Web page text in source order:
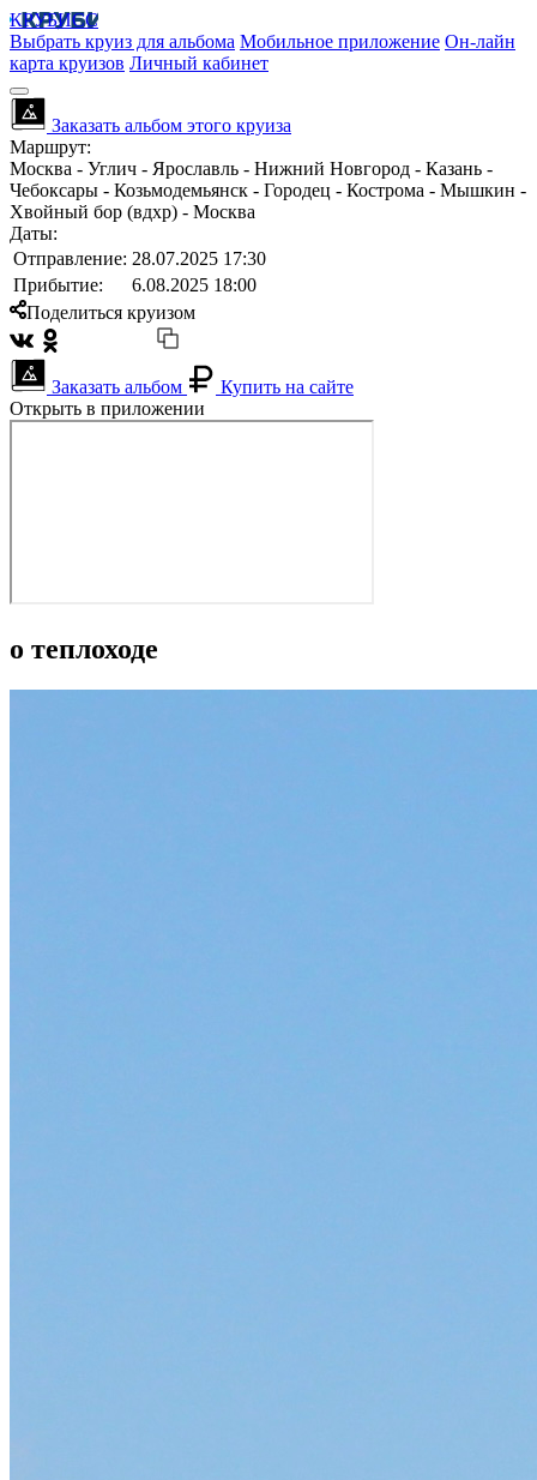
КРУБИСС
Выбрать круиз для альбома Мобильное приложение Он-лайн
карта круизов Личный кабинет
Заказать альбом этого круиза
Маршрут:
Москва - Углич - Ярославль - Нижний Новгород - Казань -
Чебоксары - Козьмодемьянск - Городец - Кострома - Мышкин -
Хвойный бор (вдхр) - Москва
Даты:
Отправление: 28.07.2025 17:30
Прибытие:
6.08.2025 18:00
Поделиться круизом
Заказать альбом
Купить на сайте
Открыть в приложении
о теплоходе